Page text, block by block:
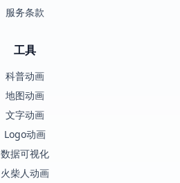
服务条款
工具
科普动画
地图动画
文字动画
Logo动画
数据可视化
火柴人动画